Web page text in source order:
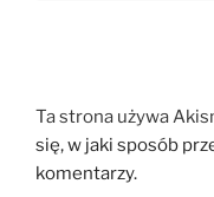
Ta strona używa
się, w jaki sposób
komentarzy.